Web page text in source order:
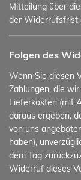
Mitteilung über
der Widerrufsfrist
Folgen des
Wenn Sie diesen
Zahlungen, die
Lieferkosten (mit
daraus ergeben,
von uns
haben),
dem Tag
Widerruf dieses